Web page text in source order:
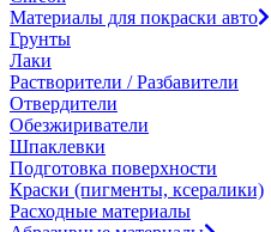
Материалы для покраски авто
Грунты
Лаки
Растворители / Разбавители
Отвердители
Обезжириватели
Шпаклевки
Подготовка поверхности
Краски (пигменты, ксералики)
Расходные материалы